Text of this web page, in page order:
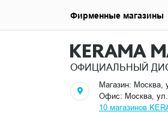
ОФИЦИАЛЬНЫЙ
Магазин: Москва,
Офис: Москва,
10 магазинов
Фирменные магазины